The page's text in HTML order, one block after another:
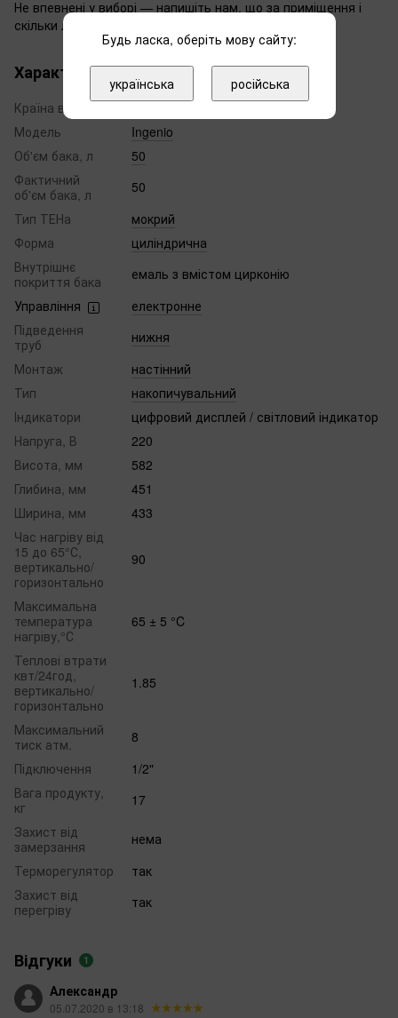
Не впевнені у виборі — напишіть нам, що за приміщення і
скільки людей, підкажемо модель.
Характеристики
Країна виробник
Модель
Ingenio
Об'єм бака, л
50
Фактичний
об'єм бака, л
50
Тип ТЕНа
мокрий
Форма
циліндрична
Внутрішнє
покриття бака
емаль з вмістом цирконію
Управління
електронне
Підведення
труб
нижня
Монтаж
настінний
Тип
накопичувальний
Індикатори
цифровий дисплей / світловий індикатор
Напруга, В
220
Висота, мм
582
Глибина, мм
451
Ширина, мм
433
Час нагріву від
15 до 65°С,
вертикально/
горизонтально
90
Максимальна
температура
нагріву,°С
65 ± 5 °C
Теплові втрати
квт/24год,
вертикально/
горизонтально
1.85
Максимальний
тиск атм.
8
Підключення
1/2"
Вага продукту,
кг
17
Захист від
замерзання
нема
Терморегулятор
так
Захист від
перегріву
так
Відгуки 1
Александр
05.07.2020 в 13:18
Будь ласка, оберіть мову сайту:
українська російська